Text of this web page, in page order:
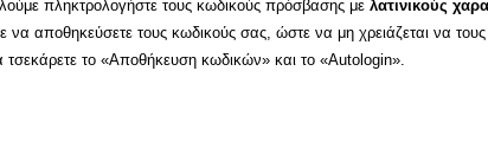
πληκτρολογήστε τους κωδικούς πρόσβασης μελατινικούς
να αποθηκεύσετε τους κωδικούς σας, ώστε να μη χρειάζεται να
τσεκάρετε το «Αποθήκευση κωδικών» και το «Autologin».